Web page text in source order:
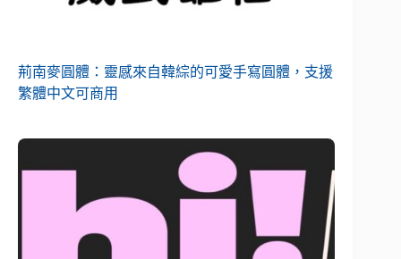
荊南麥圓體：靈感來自韓綜的可愛手寫圓體，支援
繁體中文可商用